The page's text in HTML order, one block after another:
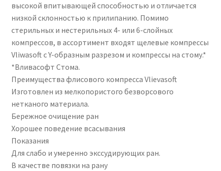
высокой впитывающей способностью и отличается
низкой склонностью к прилипанию. Помимо
стерильных и нестерильных 4- или 6-слойных
компрессов, в ассортимент входят щелевые компрессы
Vliwasoft с Y-образным разрезом и компрессы на стому.*
*Вливасофт Стома.
Преимущества флисового компресса Vlievasoft
Изготовлен из мелкопористого безворсового
нетканого материала.
Бережное очищение ран
Хорошее поведение всасывания
Показания
Для слабо и умеренно экссудирующих ран.
В качестве повязки на рану